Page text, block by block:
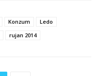
Konzum
Ledo
rujan 2014